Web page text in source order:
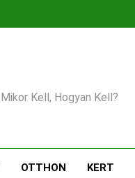
Kell, Hogyan Kell?
OTTHON KERT